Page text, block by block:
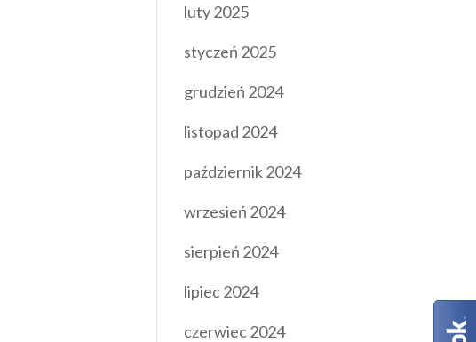
luty 2025
styczeń 2025
grudzień 2024
listopad 2024
październik 2024
wrzesień 2024
sierpień 2024
lipiec 2024
czerwiec 2024